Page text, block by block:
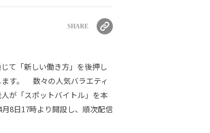
SHARE
て「新しい働き方」を後押し
ます。 数々の人気バラエティ
が「スポットバイトル」を本
8日17時より開設し、順次配信